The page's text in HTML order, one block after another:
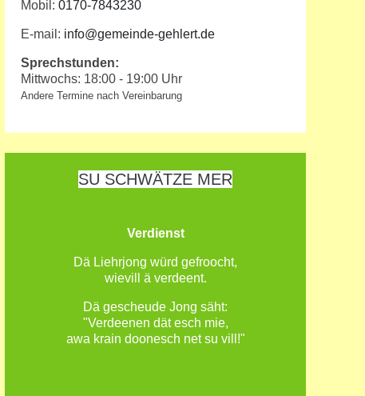
Mobil:0170-7843230
E-mail: info@gemeinde-gehlert.de
Sprechstunden:
Mittwochs: 18:00 - 19:00 Uhr
Andere Termine nach Vereinbarung
SU SCHWÄTZE MER
Verdienst
Dä Liehrjong würd gefroocht,
wievill ä verdeent.
Dä gescheude Jong säht:
"Verdeenen dät esch mie,
awa krain doonesch net su vill!"